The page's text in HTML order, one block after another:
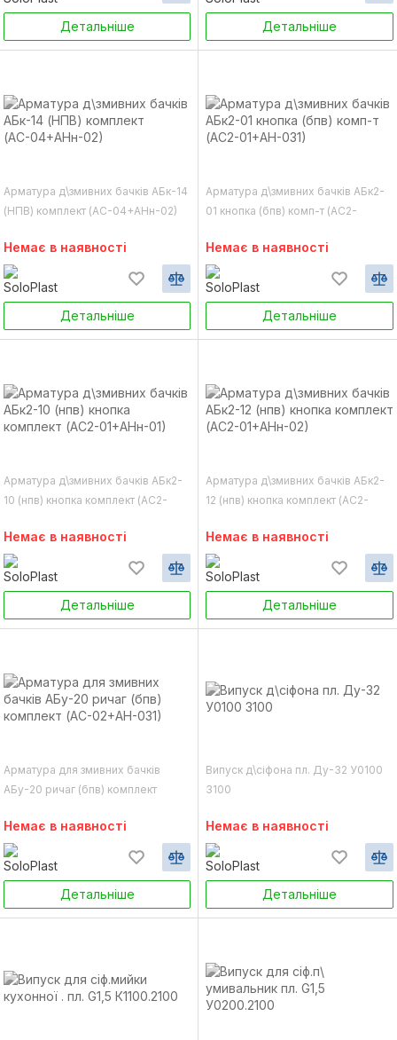
Детальніше Детальніше
Арматура д\змивних бачків АБк-14
(НПВ) комплект (АС-04+АНн-02)
Немає в наявності
Детальніше
Арматура д\змивних бачків АБк2-
01 кнопка (бпв) комп-т (АС2-
Немає в наявності
Детальніше
Арматура д\змивних бачків АБк2-
10 (нпв) кнопка комплект (АС2-
Немає в наявності
Детальніше
Арматура д\змивних бачків АБк2-
12 (нпв) кнопка комплект (АС2-
Немає в наявності
Детальніше
Арматура для змивних бачків
АБу-20 ричаг (бпв) комплект
Немає в наявності
Детальніше
Випуск д\сіфона пл. Ду-32 У0100
3100
Немає в наявності
Детальніше